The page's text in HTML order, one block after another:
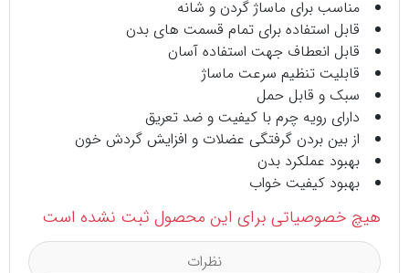
مناسب برای ماساژ گردن و شانه
قابل استفاده برای تمام قسمت های بدن
قابل انعطاف جهت استفاده آسان
قابلیت تنظیم سرعت ماساژ
سبک و قابل حمل
دارای رویه چرم با کیفیت و ضد تعریق
از بین بردن گرفتگی عضلات و افزایش گردش خون
بهبود عملکرد بدن
بهبود کیفیت خواب
هیچ خصوصیاتی برای این محصول ثبت نشده است
نظرات